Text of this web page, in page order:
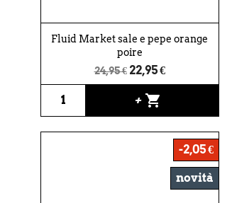
Fluid Market sale e pepe orange
poire
24,95 € 22,95 €
+ shopping_cart
-2,05 €
novità